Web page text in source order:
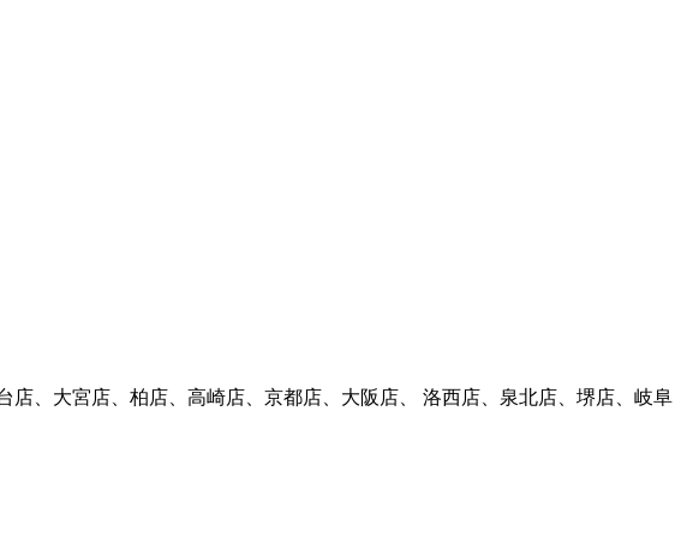
、大宮店、柏店、高崎店、京都店、大阪店、 洛西店、泉北店、堺店、岐阜